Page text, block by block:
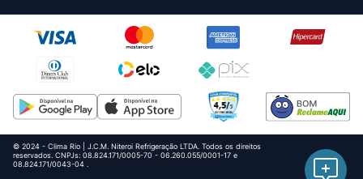
© 2024 - Clima Rio | J.C.M. Niteroi Refrigeração LTDA. Todos os direitos
reservados. CNPJs: 08.824.171/0005-70 - 06.260.055/0001-17 e
08.824.171/0043-04 .